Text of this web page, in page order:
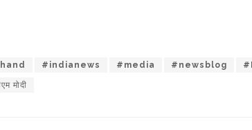
#indianews #media #newsblog
मोदी